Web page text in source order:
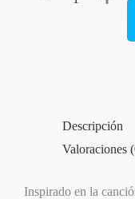
Descripción
Valoraciones
Inspirado en la